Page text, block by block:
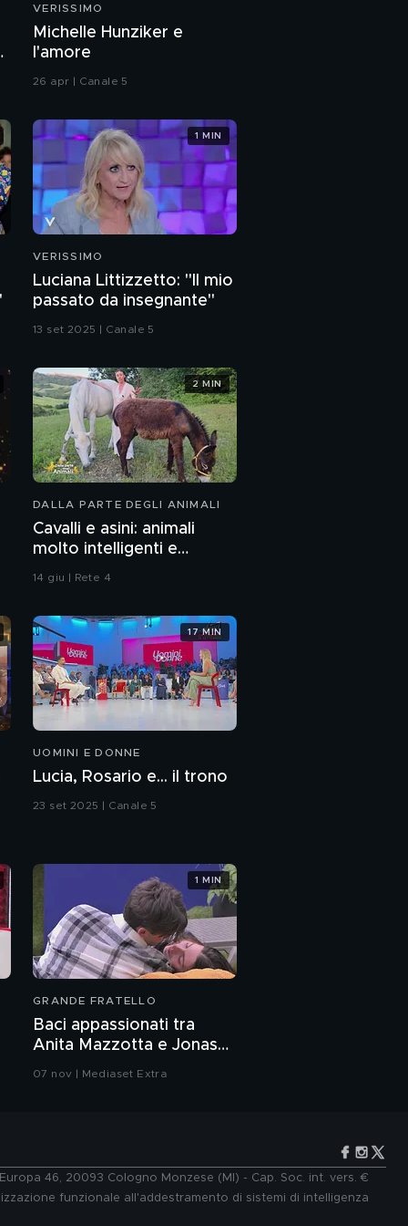
Guillermo Mariotto: "Il
I ringraziamenti di Silvia
Toffanin per lo staff di
Verissimo
VERISSIMO
Michelle Hunziker e
l'amore
26 apr | Canale 5
VERISSIMO
Luciana Littizzetto: "Il mio
passato da insegnante"
13 set 2025 | Canale 5
1 MIN
DALLA PARTE DEGLI ANIMALI
Cavalli e asini: animali
molto intelligenti e
sensibili
14 giu | Rete 4
2 MIN
UOMINI E DONNE
Lucia, Rosario e... il trono
23 set 2025 | Canale 5
17 MIN
GRANDE FRATELLO
Baci appassionati tra
Anita Mazzotta e Jonas
07 nov | Mediaset Extra
1 MIN
46, 20093 Cologno Monzese (MI) - Cap. Soc. int. vers. €
funzionale all'addestramento di sistemi di intelligenza